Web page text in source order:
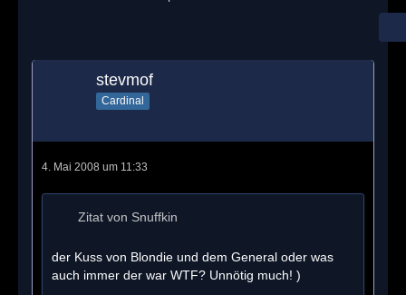
stevmof
Cardinal
4. Mai 2008 um 11:33
Zitat von Snuffkin
der Kuss von Blondie und dem General oder was
auch immer der war WTF? Unnötig much! )